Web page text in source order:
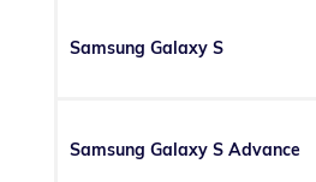
Samsung Galaxy S
Samsung Galaxy S Advance